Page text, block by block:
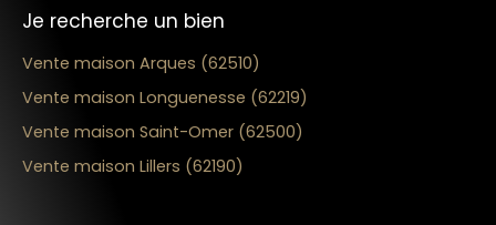
Je recherche un bien
Vente maison Arques (62510)
Vente maison Longuenesse (62219)
Vente maison Saint-Omer (62500)
Vente maison Lillers (62190)